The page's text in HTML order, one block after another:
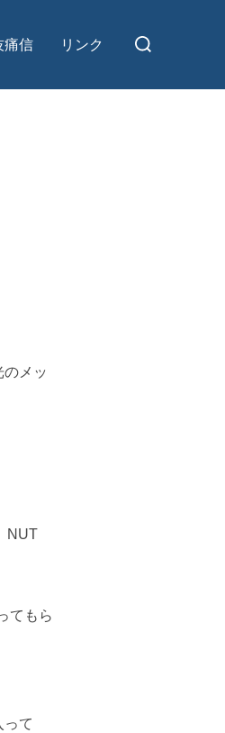
痛信 リンク
検
メッ
NUT
てもら
て